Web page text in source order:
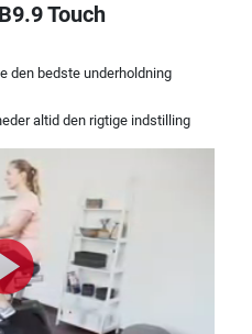
Touch
den bedste underholdning
altid den rigtige indstilling